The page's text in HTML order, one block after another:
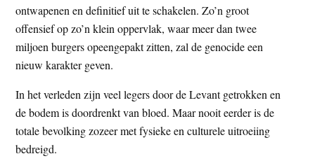
ontwapenen en definitief uit te schakelen. Zo’n groot
offensief op zo’n klein oppervlak, waar meer dan twee
miljoen burgers opeengepakt zitten, zal de genocide een
nieuw karakter geven.
In het verleden zijn veel legers door de Levant getrokken en
de bodem is doordrenkt van bloed. Maar nooit eerder is de
totale bevolking zozeer met fysieke en culturele uitroeiing
bedreigd.